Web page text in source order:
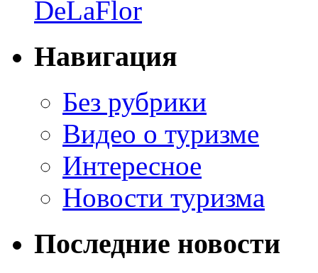
DeLaFlor
Навигация
Без рубрики
Видео о туризме
Интересное
Новости туризма
Последние новости